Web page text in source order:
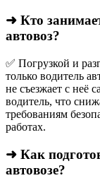
➜ Кто
автовоз?
✅ Погрузкой и
только водитель
не съезжает с неё
водитель, что
требованиям
работах.
➜ Как
автовозе?